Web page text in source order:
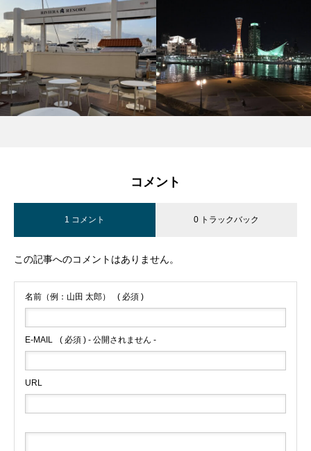
コメント
1 コメント 0 トラックバック
この記事へのコメントはありません。
名前（例：山田 太郎） ( 必須 )
E-MAIL ( 必須 ) - 公開されません -
URL